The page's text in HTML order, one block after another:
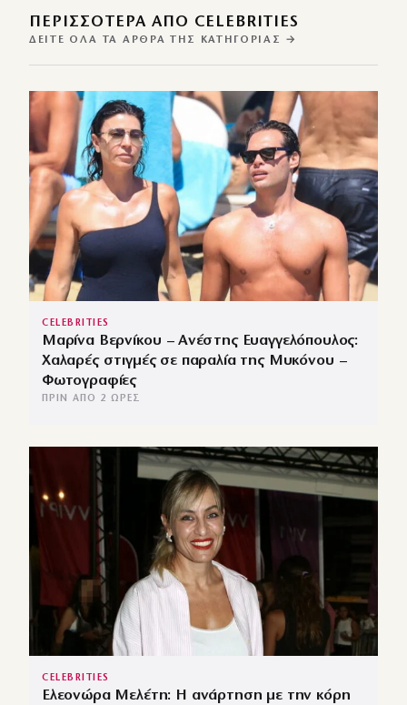
ΠΕΡΙΣΣΌΤΕΡΑ ΑΠΌ CELEBRITIES
ΔΕΊΤΕ ΌΛΑ ΤΑ ΆΡΘΡΑ ΤΗΣ ΚΑΤΗΓΟΡΊΑΣ →
CELEBRITIES
Μαρίνα Βερνίκου – Ανέστης Ευαγγελόπουλος:
Χαλαρές στιγμές σε παραλία της Μυκόνου –
Φωτογραφίες
ΠΡΙΝ ΑΠΌ 2 ΏΡΕΣ
CELEBRITIES
Ελεονώρα Μελέτη: Η ανάρτηση με την κόρη